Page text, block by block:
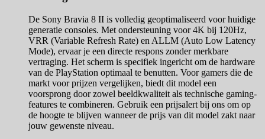
De Sony Bravia 8 II is volledig geoptimaliseerd voor huidige
generatie consoles. Met ondersteuning voor 4K bij 120Hz,
VRR (Variable Refresh Rate) en ALLM (Auto Low Latency
Mode), ervaar je een directe respons zonder merkbare
vertraging. Het scherm is specifiek ingericht om de hardware
van de PlayStation optimaal te benutten. Voor gamers die de
markt voor prijzen vergelijken, biedt dit model een
voorsprong door zowel beeldkwaliteit als technische gaming-
features te combineren. Gebruik een prijsalert bij ons om op
de hoogte te blijven wanneer de prijs van dit model zakt naar
jouw gewenste niveau.